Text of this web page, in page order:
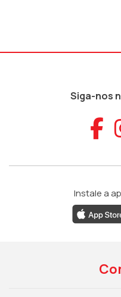
Siga-nos
Instale a